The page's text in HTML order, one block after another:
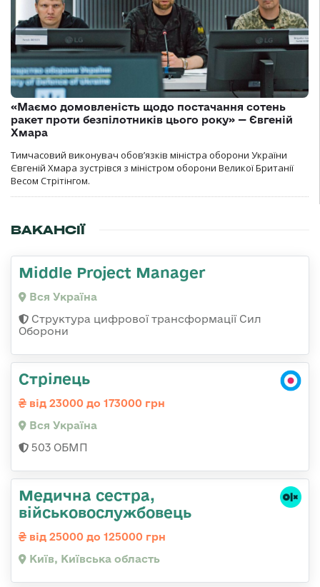
«Маємо домовленість щодо постачання сотень
ракет проти безпілотників цього року» — Євгеній
Хмара
Тимчасовий виконувач обов’язків міністра оборони України
Євгеній Хмара зустрівся з міністром оборони Великої Британії
Весом Стрітінгом.
ВАКАНСІЇ
Middle Project Manager
Вся Україна
Структура цифрової трансформації Сил
Оборони
Стрілець
від 23000 до 173000 грн
Вся Україна
503 ОБМП
Медична сестpа,
військовослужбовець
від 25000 до 125000 грн
Київ, Київська область